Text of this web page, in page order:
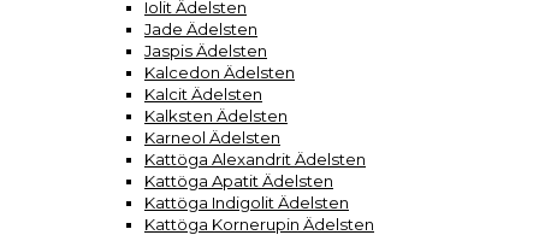
Iolit Ädelsten
Jade Ädelsten
Jaspis Ädelsten
Kalcedon Ädelsten
Kalcit Ädelsten
Kalksten Ädelsten
Karneol Ädelsten
Kattöga Alexandrit Ädelsten
Kattöga Apatit Ädelsten
Kattöga Indigolit Ädelsten
Kattöga Kornerupin Ädelsten